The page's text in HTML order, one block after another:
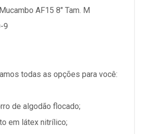
AF15 8" Tam. M
9
todas as opções para você:
de algodão flocado;
em látex nitrílico;